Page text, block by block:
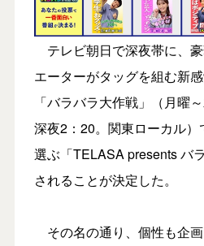
テレビ朝日で深夜帯に、
エーターがタッグを組む新
「バラバラ大作戦」（月曜
深夜2：20。関東ローカル
選ぶ「TELASA presents バ
されることが決定した。
その名の通り、個性も企